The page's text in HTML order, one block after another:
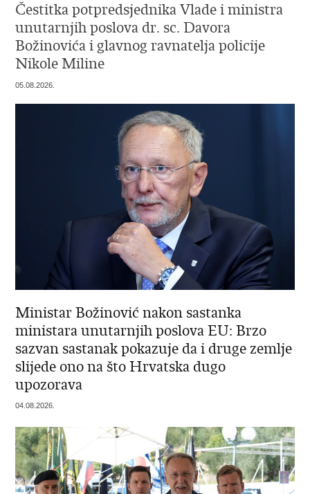
Čestitka potpredsjednika Vlade i ministra
unutarnjih poslova dr. sc. Davora
Božinovića i glavnog ravnatelja policije
Nikole Miline
05.08.2026.
Ministar Božinović nakon sastanka
ministara unutarnjih poslova EU: Brzo
sazvan sastanak pokazuje da i druge zemlje
slijede ono na što Hrvatska dugo
upozorava
04.08.2026.